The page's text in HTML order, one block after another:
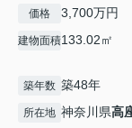
価格 3,700万円
建物面積133.02㎡
築年数 築48年
所在地 神奈川県高